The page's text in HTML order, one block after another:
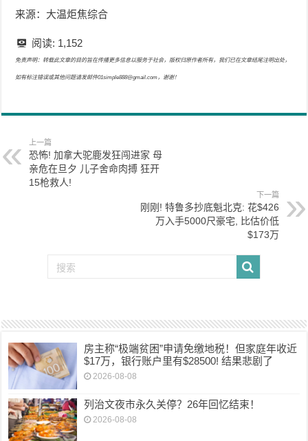
来源：大温炬焦综合
阅读: 1,152
免责声明：转载此文章的目的旨在传播更多信息以服务于社会，版权归原作者所有，我们已在文章结尾注明出处，
如有标注错误或其他问题请发邮件01simple888@gmail.com，谢谢！
上一篇
恐怖! 加拿大驼鹿发狂闯进家 母
亲危在旦夕 儿子舍命肉搏 狂开
15枪救人!
下一篇
刚刚! 特鲁多抄底魁北克: 花$426
万入手5000尺豪宅, 比估价低
$173万
房主称“极端贫困”申请免缴地税！但家庭年收近
$17万，银行账户里有$28500! 结果悲剧了
2026-08-08
列治文夜市永久关停？26年回忆结束！
2026-08-08